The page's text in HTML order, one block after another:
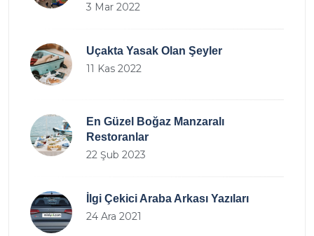
3 Mar 2022
Uçakta Yasak Olan Şeyler
11 Kas 2022
En Güzel Boğaz Manzaralı
Restoranlar
22 Şub 2023
İlgi Çekici Araba Arkası Yazıları
24 Ara 2021